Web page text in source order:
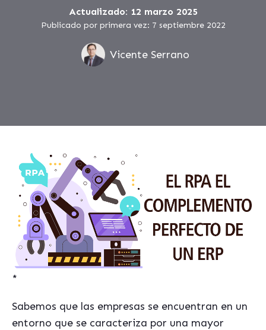
Actualizado: 12 marzo 2025
Publicado por primera vez: 7 septiembre 2022
Vicente Serrano
*
Sabemos que las empresas se encuentran en un
entorno que se caracteriza por una mayor